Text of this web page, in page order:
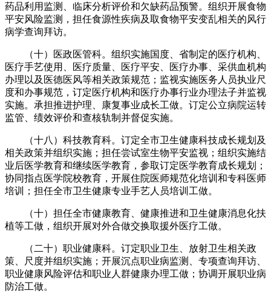
药品利用监测、临床分析评价和欠缺药品预警。组织开展食物
平安风险监测，担任食源性疾病及取食物平安变乱相关的风行
病学查询拜访。
（十）医政医管科。组织实施国度、省制定的医疗机构、
医疗手艺使用、医疗质量、医疗平安、医疗办事、采供血机构
办理以及医德医风等相关政策规范；监视实施医务人员执业尺
度和办事规范，订定医疗机构和医疗办事行业办理法子并监视
实施。承担推进护理、康复事业成长工做。订定公立病院运转
监管、绩效评价和查核轨制并督促实施。
（十八）科技教育科。订定全市卫生健康科技成长规划及
相关政策并组织实施；担任尝试室生物平安监视；组织实施结
业后医学教育和继续医学教育，参取订定医学教育成长规划；
协同指点医学院校教育，开展住院医师规范化培训和专科医师
培训；担任全市卫生健康专业手艺人员培训工做。
（十）担任全市健康教育、健康推进和卫生健康消息化扶
植等工做，组织开展对外合做交换取援外医疗工做。
（二十）职业健康科。订定职业卫生、放射卫生相关政
策、尺度并组织实施；开展沉点职业病监测、专项查询拜访、
职业健康风险评估和职业人群健康办理工做；协调开展职业病
防治工做。